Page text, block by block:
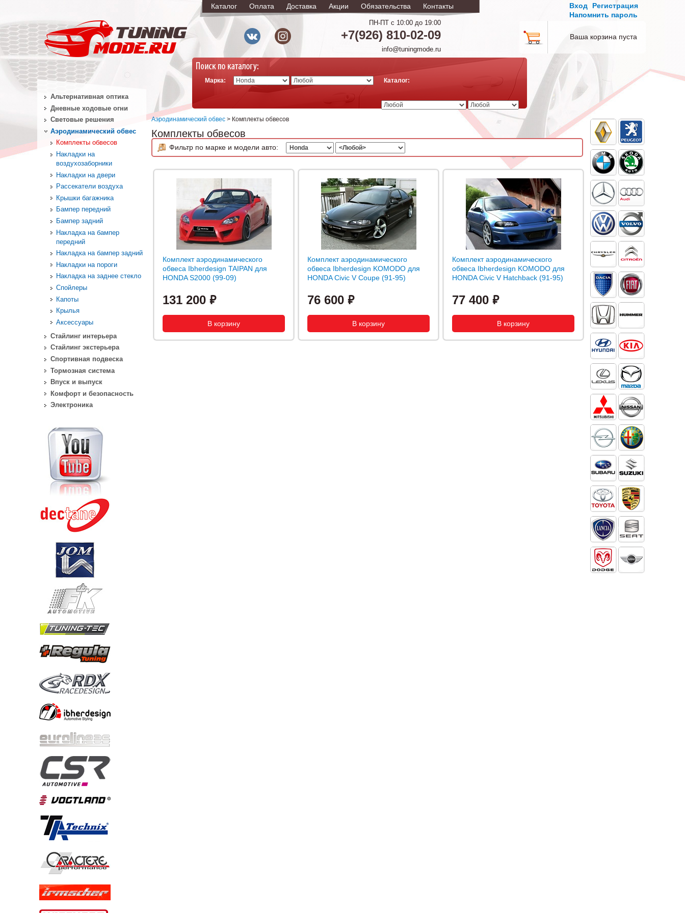
ПН-ПТ с 10:00 до 19:00
+7(926) 810-02-09
info@tuningmode.ru
Каталог Оплата Доставка Акции Обязательства Контакты Вход
Регистрация
Напомнить пароль
Ваша корзина пуста
Марка: Каталог:
Аэродинамический обвес > Комплекты обвесов
Комплекты обвесов
Фильтр по марке и модели авто:
Комплект аэродинамического
обвеса Ibherdesign TAIPAN для
HONDA S2000 (99-09)
131 200
Комплект аэродинамического
обвеса Ibherdesign KOMODO для
HONDA Civic V Coupe (91-95)
76 600
Комплект аэродинамического
обвеса Ibherdesign KOMODO для
HONDA Civic V Hatchback (91-95)
77 400
Альтернативная оптика
Дневные ходовые огни
Световые решения
Аэродинамический обвес
Комплекты обвесов
Накладки на
воздухозаборники
Накладки на двери
Рассекатели воздуха
Крышки багажника
Бампер передний
Бампер задний
Накладка на бампер
передний
Накладка на бампер задний
Накладки на пороги
Накладка на заднее стекло
Спойлеры
Капоты
Крылья
Аксессуары
Стайлинг интерьера
Стайлинг экстерьера
Спортивная подвеска
Тормозная система
Впуск и выпуск
Комфорт и безопасность
Электроника